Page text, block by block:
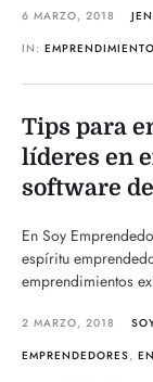
6 MARZO, 2018
IN: EMPRENDIMIENTO
Tips para
líderes en
software
En Soy
espíritu
emprendimientos
2 MARZO, 2018
EMPRENDEDORES,